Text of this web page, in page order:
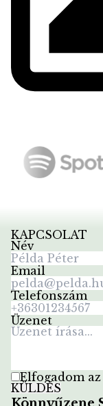
KAPCSOLAT
Név
Email
Telefonszám
Üzenet
Elfogadom az
KÜLDÉS